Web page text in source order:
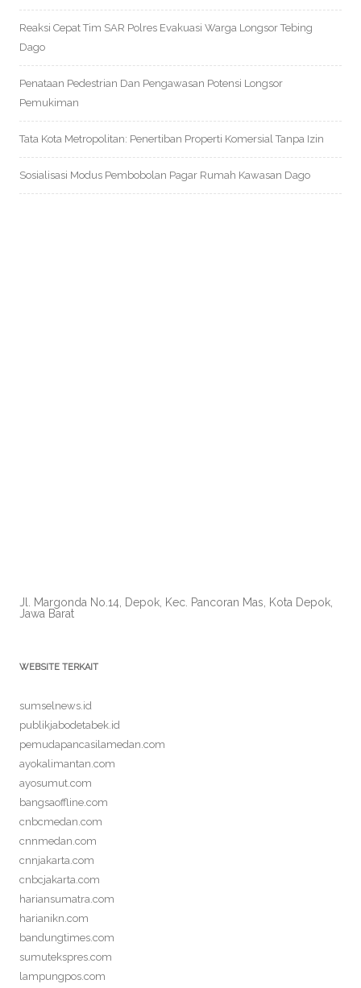
Reaksi Cepat Tim SAR Polres Evakuasi Warga Longsor Tebing
Dago
Penataan Pedestrian Dan Pengawasan Potensi Longsor
Pemukiman
Tata Kota Metropolitan: Penertiban Properti Komersial Tanpa Izin
Sosialisasi Modus Pembobolan Pagar Rumah Kawasan Dago
Jl. Margonda No.14, Depok, Kec. Pancoran Mas, Kota Depok,
Jawa Barat
WEBSITE TERKAIT
sumselnews.id
publikjabodetabek.id
pemudapancasilamedan.com
ayokalimantan.com
ayosumut.com
bangsaoffline.com
cnbcmedan.com
cnnmedan.com
cnnjakarta.com
cnbcjakarta.com
hariansumatra.com
harianikn.com
bandungtimes.com
sumutekspres.com
lampungpos.com